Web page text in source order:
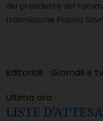
del presidente del
trasmissione Popolo
Editoriali
Giornali e
Ultima ora
LISTE